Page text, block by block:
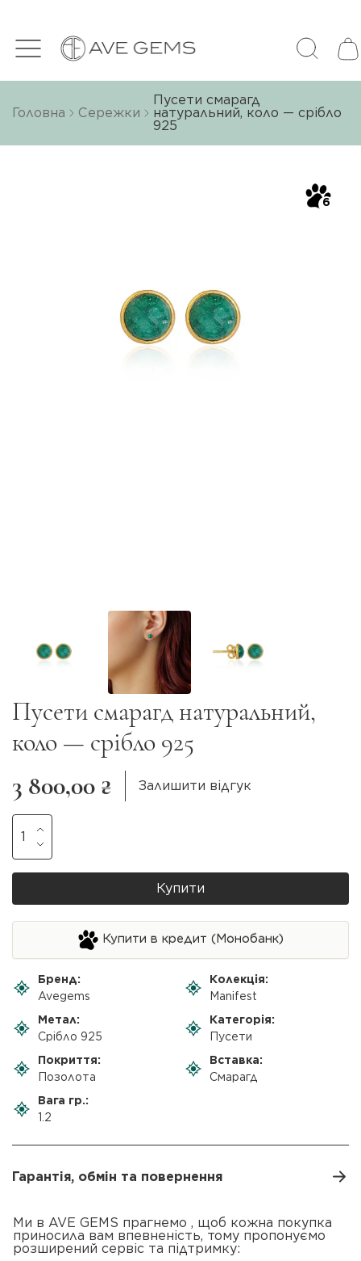
Головна Сережки
Пусети смарагд
натуральний, коло — срібло
925
6
Пусети смарагд натуральний,
коло — срібло 925
3 800,00 ₴
Залишити відгук
Купити
Купити в кредит (Монобанк)
Бренд:
Avegems
Колекція:
Manifest
Метал:
Срібло 925
Категорія:
Пусети
Покриття:
Позолота
Вставка:
Смарагд
Вага гр.:
1.2
Гарантія, обмін та повернення
Ми в AVE GEMS прагнемо , щоб кожна покупка
приносила вам впевненість, тому пропонуємо
розширений сервіс та підтримку: